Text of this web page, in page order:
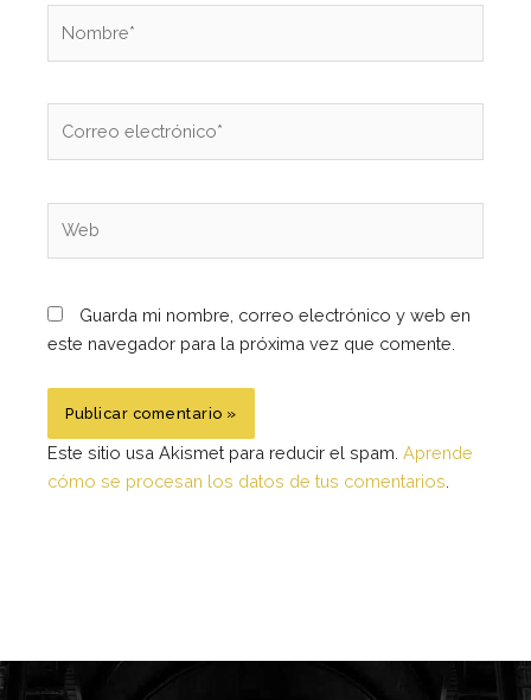
electrónico*
Guarda mi nombre, correo electrónico y web en
este navegador para la próxima vez que comente.
Este sitio usa Akismet para reducir el spam. Aprende
cómo se procesan los datos de tus comentarios.